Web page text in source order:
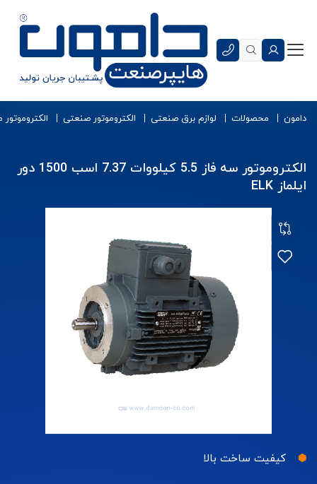
دامون محصولات لوازم برق صنعتی الکتروموتور صنعتی
الکتروموتور سه فاز 5.5 کیلووات 7.37 اسب 1500 دور
ایلماز ELK
کیفیت ساخت بالا